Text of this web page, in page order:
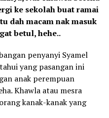
ke sekolah buat ramai
dah macam nak masuk
betul, hehe..
penyanyi Syamel
yang pasangan ini
anak perempuan
Khawla atau mesra
kanak-kanak yang